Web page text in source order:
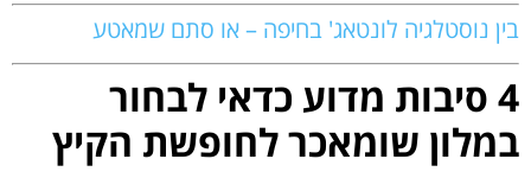
בין נוסטלגיה לונטאג' בחיפה – או סתם שמאטע
4 סיבות מדוע כדאי לבחור
במלון שומאכר לחופשת הקיץ